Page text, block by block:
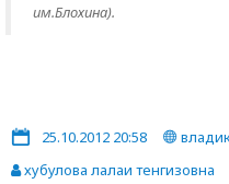
им.Блохина).
25.10.2012 20:58
хубулова лалаи тенгизовна